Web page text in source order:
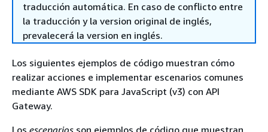
traducción automática. En caso de conflicto entre
la traducción y la version original de inglés,
prevalecerá la version en inglés.
Los siguientes ejemplos de código muestran cómo
realizar acciones e implementar escenarios comunes
mediante AWS SDK para JavaScript (v3) con API
Gateway.
Los escenarios son ejemplos de código que muestran